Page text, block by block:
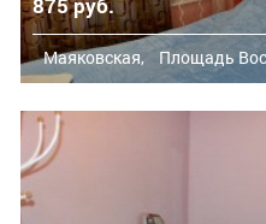
875 руб.
Маяковская, Площадь